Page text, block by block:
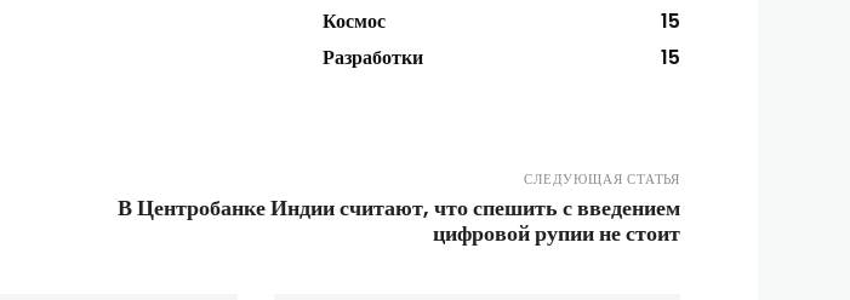
Космос
15
Разработки
15
СЛЕДУЮЩАЯ СТАТЬЯ
В Центробанке Индии считают, что спешить с введением
цифровой рупии не стоит